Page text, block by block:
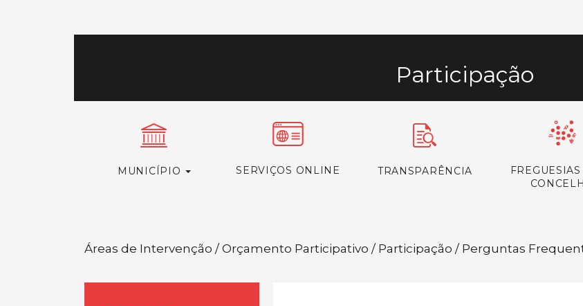
Participação
MUNICÍPIO SERVIÇOS ONLINE TRANSPARÊNCIA
Áreas de Intervenção / Orçamento Participativo / Participação / Perguntas